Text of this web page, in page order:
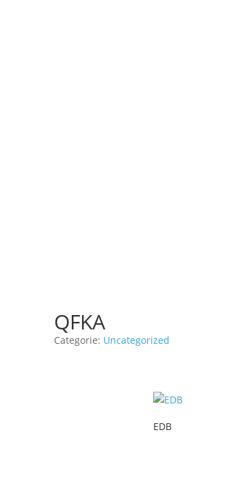
QFKA
Categorie: Uncategorized
EDB